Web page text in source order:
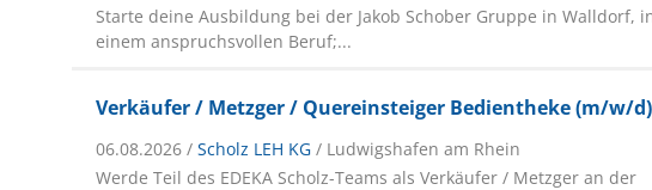
Starte deine Ausbildung bei der Jakob Schober Gruppe in Walldorf,
einem anspruchsvollen Beruf;...
Verkäufer / Metzger / Quereinsteiger Bedientheke (m/w/d)
06.08.2026 /Scholz LEH KG / Ludwigshafen am Rhein
Werde Teil des EDEKA Scholz-Teams als Verkäufer / Metzger an der